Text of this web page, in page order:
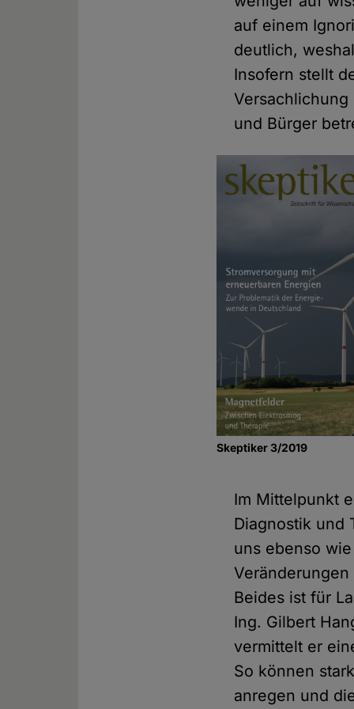
auf einem
deutlich,
Insofern stellt
und Bürger
Skeptiker 3/2019
Im Mittelpunkt
Diagnostik und
uns ebenso
Beides ist für
Ing. Gilbert
vermittelt er
So können
anregen und